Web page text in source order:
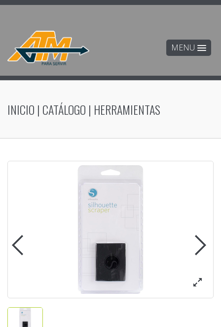
MENU
INICIO | CATÁLOGO | HERRAMIENTAS